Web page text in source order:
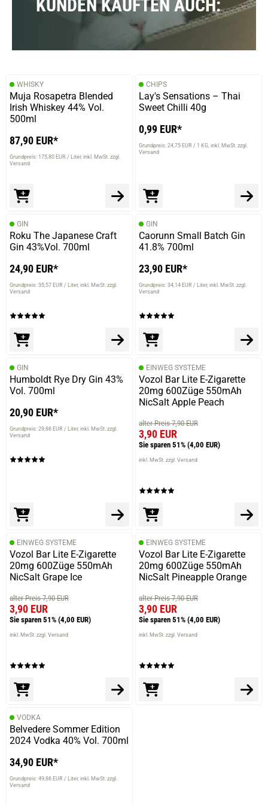
KUNDEN KAUFTEN AUCH:
WHISKY
Muja Rosapetra Blended
Irish Whiskey 44% Vol.
500ml
87,90 EUR*
Grundpreis: 175,80 EUR / Liter inkl. MwSt. zzgl.
Versand
CHIPS
Lay's Sensations – Thai
Sweet Chilli 40g
0,99 EUR*
Grundpreis: 24,75 EUR / 1 KG inkl. MwSt. zzgl.
Versand
GIN
Roku The Japanese Craft
Gin 43%Vol. 700ml
24,90 EUR*
Grundpreis: 35,57 EUR / Liter inkl. MwSt. zzgl.
Versand
GIN
Caorunn Small Batch Gin
41.8% 700ml
23,90 EUR*
Grundpreis: 34,14 EUR / Liter inkl. MwSt. zzgl.
Versand
GIN
Humboldt Rye Dry Gin 43%
Vol. 700ml
20,90 EUR*
Grundpreis: 29,86 EUR / Liter inkl. MwSt. zzgl.
Versand
EINWEG SYSTEME
Vozol Bar Lite E-Zigarette
20mg 600Züge 550mAh
NicSalt Apple Peach
alter Preis 7,90 EUR
3,90 EUR
Sie sparen 51% (4,00 EUR)
inkl. MwSt. zzgl. Versand
EINWEG SYSTEME
Vozol Bar Lite E-Zigarette
20mg 600Züge 550mAh
NicSalt Grape Ice
alter Preis 7,90 EUR
3,90 EUR
Sie sparen 51% (4,00 EUR)
inkl. MwSt. zzgl. Versand
EINWEG SYSTEME
Vozol Bar Lite E-Zigarette
20mg 600Züge 550mAh
NicSalt Pineapple Orange
alter Preis 7,90 EUR
3,90 EUR
Sie sparen 51% (4,00 EUR)
inkl. MwSt. zzgl. Versand
VODKA
Belvedere Sommer Edition
2024 Vodka 40% Vol. 700ml
34,90 EUR*
Grundpreis: 49,86 EUR / Liter inkl. MwSt. zzgl.
Versand